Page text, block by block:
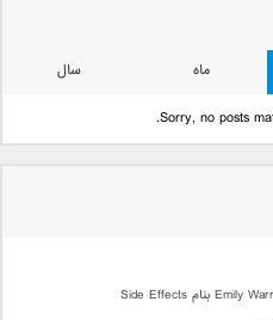
ماه
سال
Sorry, no posts